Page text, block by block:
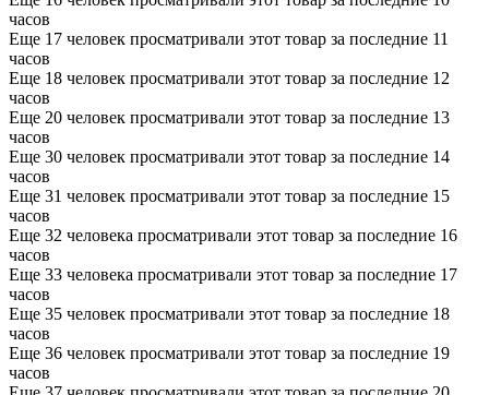
часов
Еще 17 человек просматривали этот товар за последние 11
часов
Еще 18 человек просматривали этот товар за последние 12
часов
Еще 20 человек просматривали этот товар за последние 13
часов
Еще 30 человек просматривали этот товар за последние 14
часов
Еще 31 человек просматривали этот товар за последние 15
часов
Еще 32 человека просматривали этот товар за последние 16
часов
Еще 33 человека просматривали этот товар за последние 17
часов
Еще 35 человек просматривали этот товар за последние 18
часов
Еще 36 человек просматривали этот товар за последние 19
часов